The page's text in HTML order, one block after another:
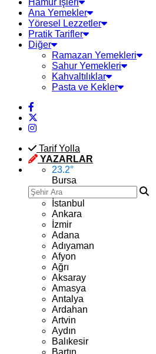
Hamur İşleri
Ana Yemekler
Yöresel Lezzetler
Pratik Tarifler
Diğer
Ramazan Yemekleri
Sahur Yemekleri
Kahvaltılıklar
Pasta ve Kekler
Tarif Yolla
YAZARLAR
23.2°
Bursa
İstanbul
Ankara
İzmir
Adana
Adıyaman
Afyon
Ağrı
Aksaray
Amasya
Antalya
Ardahan
Artvin
Aydın
Balıkesir
Bartın